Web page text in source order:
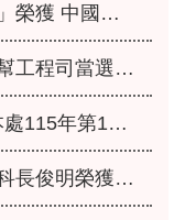
北市新工處「中正橋改建工程」榮獲 中國工程師學會115年「工程優良獎」肯定
新建工程處規劃設計科石孟衢幫工程司當選本府115年優良爸媽員工
115.05.28劉家銘副處長頒發本處115年第1季服務績優人員
新建工程處建築工程設計科顏科長俊明榮獲本府115年模範公務人員